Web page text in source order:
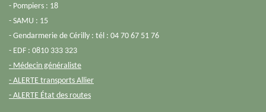
- Pompiers : 18
- SAMU : 15
- Gendarmerie de Cérilly : tél : 04 70 67 51 76
- EDF : 0810 333 323
- Médecin généraliste
- ALERTE transports Allier
- ALERTE État des routes